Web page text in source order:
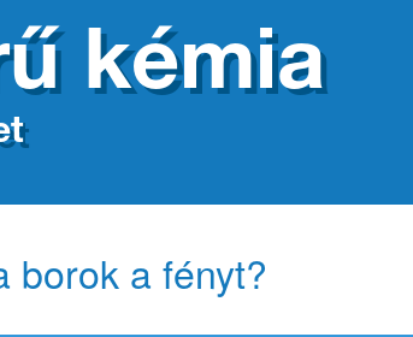
kémia
borok a fényt?